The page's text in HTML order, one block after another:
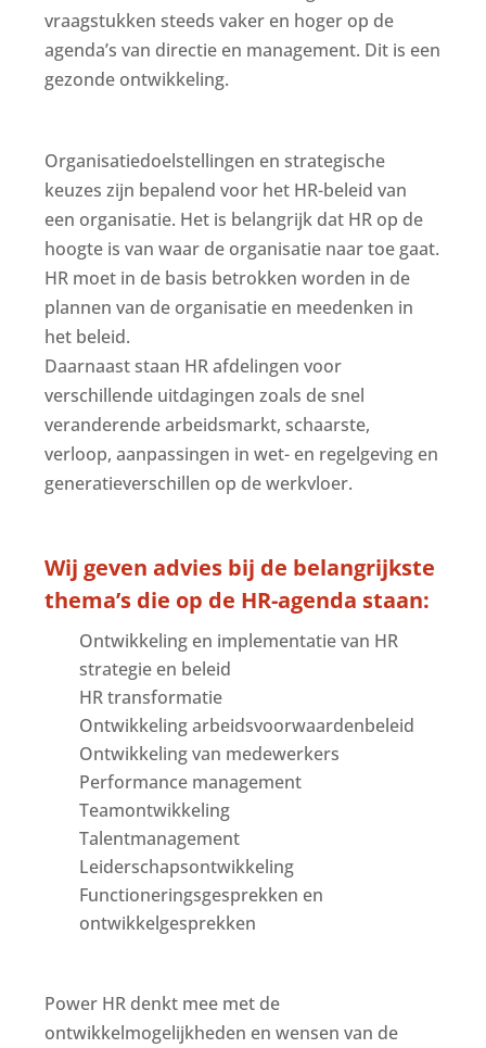
vraagstukken steeds vaker en hoger op de
agenda’s van directie en management. Dit is een
gezonde ontwikkeling.
Organisatiedoelstellingen en strategische
keuzes zijn bepalend voor het HR-beleid van
een organisatie. Het is belangrijk dat HR op de
hoogte is van waar de organisatie naar toe gaat.
HR moet in de basis betrokken worden in de
plannen van de organisatie en meedenken in
het beleid.
Daarnaast staan HR afdelingen voor
verschillende uitdagingen zoals de snel
veranderende arbeidsmarkt, schaarste,
verloop, aanpassingen in wet- en regelgeving en
generatieverschillen op de werkvloer.
Wij geven advies bij de belangrijkste
thema’s die op de HR-agenda staan:
Ontwikkeling en implementatie van HR
strategie en beleid
HR transformatie
Ontwikkeling arbeidsvoorwaardenbeleid
Ontwikkeling van medewerkers
Performance management
Teamontwikkeling
Talentmanagement
Leiderschapsontwikkeling
Functioneringsgesprekken en
ontwikkelgesprekken
Power HR denkt mee met de
ontwikkelmogelijkheden en wensen van de